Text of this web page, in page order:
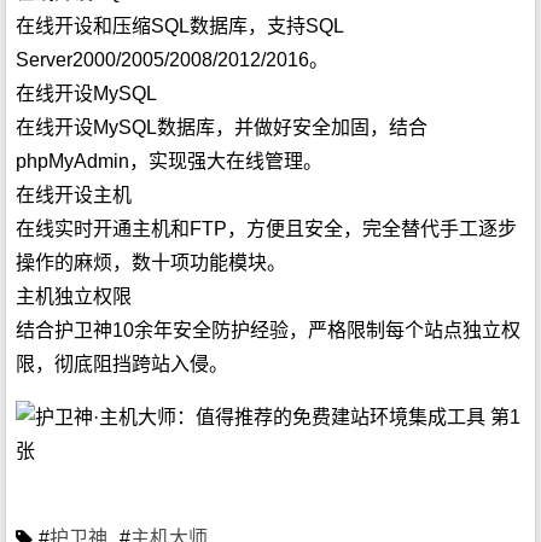
在线开设和压缩SQL数据库，支持SQL
Server2000/2005/2008/2012/2016。
在线开设MySQL
在线开设MySQL数据库，并做好安全加固，结合
phpMyAdmin，实现强大在线管理。
在线开设主机
在线实时开通主机和FTP，方便且安全，完全替代手工逐步
操作的麻烦，数十项功能模块。
主机独立权限
结合护卫神10余年安全防护经验，严格限制每个站点独立权
限，彻底阻挡跨站入侵。
#护卫神 #主机大师